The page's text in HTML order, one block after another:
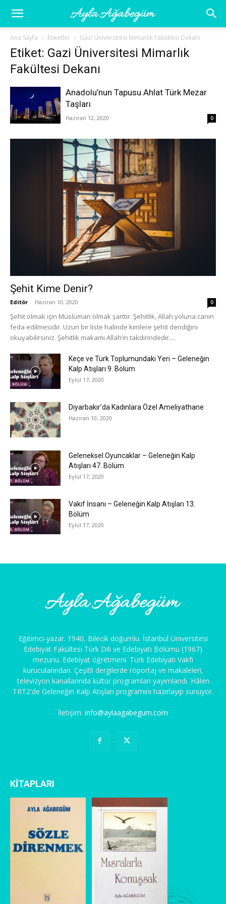
Ayla
Ağabegüm
Ana Sayfa Etiketler Gazi Üniversitesi Mimarlık Fakültesi Dekanı
Etiket: Gazi Üniversitesi Mimarlık
Fakültesi Dekanı
Anadolu’nun Tapusu Ahlat Türk Mezar
Taşları
Haziran 12, 2020 0
Şehit Kime Denir?
Editör - Haziran 10, 2020 0
Şehit olmak için Müslüman olmak şarttır. Şehitlik, Allah yoluna canın
feda edilmesidir. Uzun bir liste halinde kimlere şehit dendiğini
okuyabilirsiniz. Şehitlik makamı Allah’ın takdirindedir....
Keçe ve Türk Toplumundaki Yeri – Geleneğin
Kalp Atışları 9. Bölüm
Eylül 17, 2020
Diyarbakır’da Kadınlara Özel Ameliyathane
Haziran 10, 2020
Geleneksel Oyuncaklar – Geleneğin Kalp
Atışları 47. Bölüm
Eylül 17, 2020
Vakıf İnsanı – Geleneğin Kalp Atışları 13.
Bölüm
Eylül 17, 2020
Eğitimci-yazar. 1940, Bilecik doğumlu. İstanbul Üniversitesi
Edebiyat Fakültesi Türk Dili ve Edebiyatı Bölümü (1967)
mezunu. Edebiyat öğretmeni. Türk Edebiyatı Vakfı
kurucularından. Çeşitli dergilerde röportaj ve makaleleri,
televizyon kanallarında kültür programları yayımlandı. Hâlen
TRT2'de Geleneğin Kalp Atışları programını hazırlayıp sunuyor.
İletişim: info@aylaagabegum.com
KİTAPLARI